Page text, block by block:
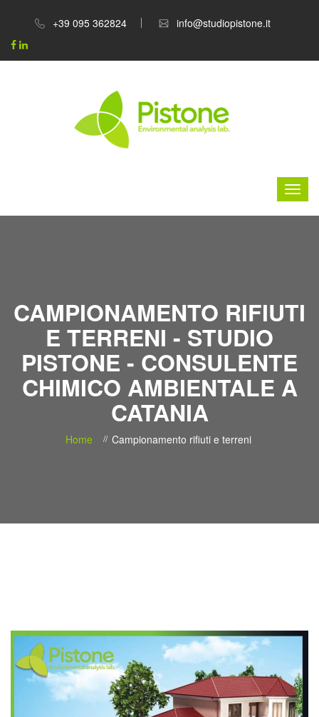
+39 095 362824 info@studiopistone.it
CAMPIONAMENTO RIFIUTI
E TERRENI - STUDIO
PISTONE - CONSULENTE
CHIMICO AMBIENTALE A
CATANIA
Home Campionamento rifiuti e terreni